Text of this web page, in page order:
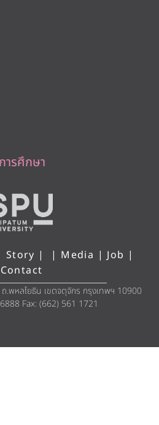
ารศึกษา
Story | | Media | Job |
Contact
พหลโยธิน เขตจตุจักร กรุงเทพฯ 10900
Fax: (662) 561 1721